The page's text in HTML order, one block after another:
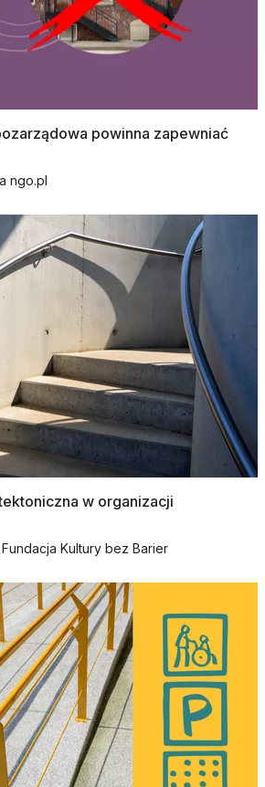
powinna zapewniać
ngo.pl
w organizacji
Kultury bez Barier